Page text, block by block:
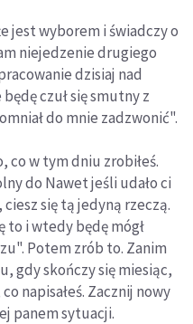
jest wyborem i świadczy o
niejedzenie drugiego
dzisiaj nad
czuł się smutny z
do mnie zadzwonić".
co w tym dniu zrobiłeś.
do Nawet jeśli udało ci
się tą jedyną rzeczą.
to i wtedy będę mógł
Potem zrób to. Zanim
gdy skończy się miesiąc,
napisałeś. Zacznij nowy
panem sytuacji.